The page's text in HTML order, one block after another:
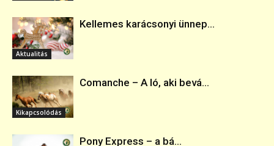
Aktualitás
Kellemes karácsonyi ünnep...
Kikapcsolódás
Comanche – A ló, aki bevá...
Pony Express – a bá...